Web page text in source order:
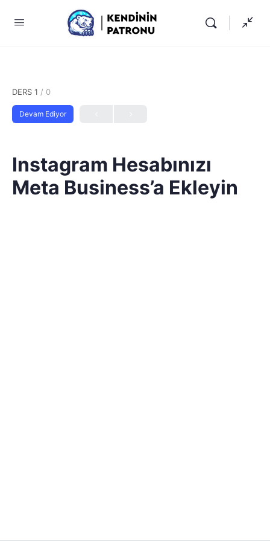
DERS 1 / 0
Devam Ediyor
Instagram Hesabınızı
Meta Business’a Ekleyin